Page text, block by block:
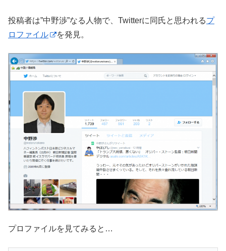
投稿者は”中野渉”なる人物で、Twitterに同氏と思われるプ
ロファイル
を発見。
プロファイルを見てみると…